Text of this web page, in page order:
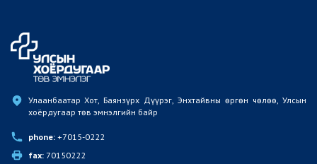
Улаанбаатар Хот, Баянзүрх Дүүрэг, Энхтайвны өргөн чөлөө, Улсын
хоёрдугаар төв эмнэлгийн байр
phone: +7015-0222
fax: 70150222